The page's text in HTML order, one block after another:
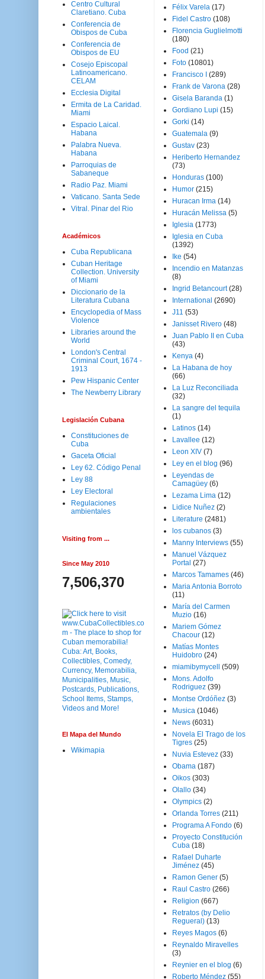
Centro Cultural
Claretiano. Cuba
Conferencia de
Obispos de Cuba
Conferencia de
Obispos de EU
Cosejo Episcopal
Latinoamericano.
CELAM
Ecclesia Digital
Ermita de La Caridad.
Miami
Espacio Laical.
Habana
Palabra Nueva.
Habana
Parroquias de
Sabaneque
Radio Paz. Miami
Vaticano. Santa Sede
Vitral. Pinar del Rio
Académicos
Cuba Republicana
Cuban Heritage
Collection. University
of Miami
Diccionario de la
Literatura Cubana
Encyclopedia of Mass
Violence
Libraries around the
World
London's Central
Criminal Court, 1674 -
1913
Pew Hispanic Center
The Newberry Library
Legislación Cubana
Constituciones de
Cuba
Gaceta Oficial
Ley 62. Código Penal
Ley 88
Ley Electoral
Regulaciones
ambientales
Visiting from ...
Since May 2010
7,506,370
El Mapa del Mundo
Wikimapia
Félix Varela (17)
Fidel Castro (108)
Florencia Guglielmotti
(180)
Food (21)
Foto (10801)
Francisco I
(289)
Frank de Varona (28)
Gisela Baranda (1)
Gordiano Lupi (15)
Gorki (14)
Guatemala (9)
Gustav (23)
Heriberto Hernandez
(73)
Honduras (100)
Humor (215)
Huracan Irma (14)
Huracán Melissa (5)
Iglesia (1773)
Iglesia en Cuba
(1392)
Ike (54)
Incendio en Matanzas
(8)
Ingrid Betancourt (28)
International (2690)
J11 (53)
Janisset Rivero (48)
Juan Pablo II en Cuba
(43)
Kenya (4)
La Habana de hoy
(66)
La Luz Reconciliada
(32)
La sangre del tequila
(1)
Latinos (14)
Lavallee (12)
Leon XIV (7)
Ley en el blog (96)
Leyendas de
Camagüey (6)
Lezama Lima (12)
Lidice Nuñez (2)
Literature (2481)
los cubanos (3)
Manny Interviews (55)
Manuel Vázquez
Portal (27)
Marcos Tamames (46)
Maria Antonia Borroto
(11)
María del Carmen
Muzio (16)
Mariem Gómez
Chacour (12)
Matías Montes
Huidobro (24)
miamibymycell
(509)
Mons. Adolfo
Rodriguez (39)
Montse Ordóñez (3)
Musica (1046)
News (6031)
Novela El Trago de los
Tigres (25)
Nuvia Estevez (33)
Obama (187)
Oikos (303)
Olallo (34)
Olympics (2)
Orlanda Torres (211)
Programa A Fondo (6)
Proyecto Constitución
Cuba (18)
Rafael Duharte
Jiménez (45)
Ramon Gener (5)
Raul Castro (266)
Religion (667)
Retratos (by Delio
Regueral) (13)
Reyes Magos (6)
Reynaldo Miravelles
(3)
Reynier en el blog (6)
Roberto Méndez (55)